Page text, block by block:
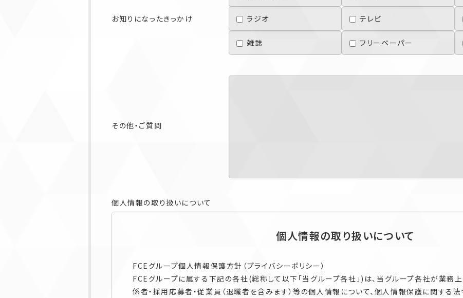
お知りになったきっかけ ラジオ テレビ
雑誌 フリーペーパー
その他・ご質問
個人情報の取り扱いについて
個人情報の取り扱いについて
FCEグループ個人情報保護方針（プライバシーポリシー）
FCEグループに属する下記の各社(総称して以下「当グループ各社」)は、当グループ各社が業務
係者・採用応募者・従業員（退職者を含みます）等の個人情報について、個人情報保護に関する